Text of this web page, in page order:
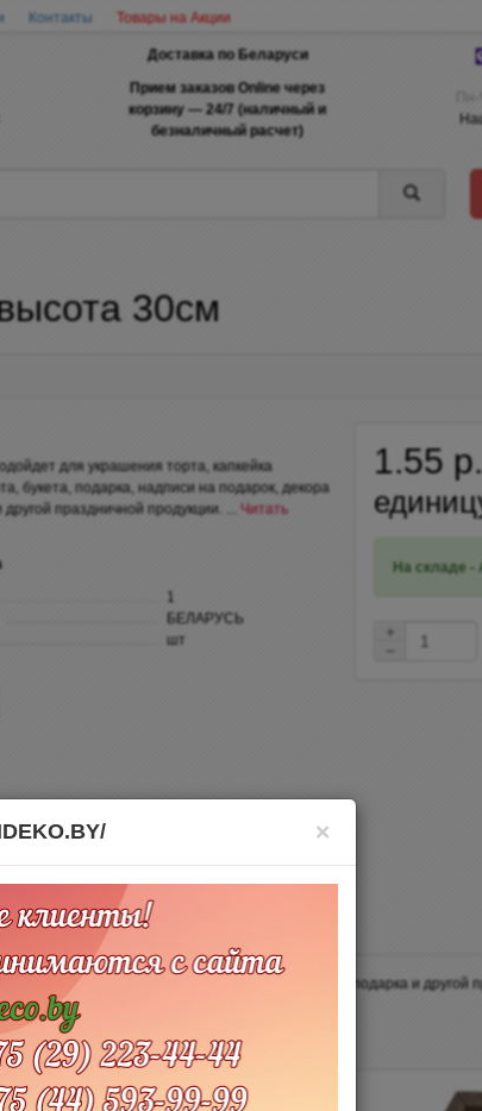
Контакты Товары на Акции
Доставка по Беларуси
Прием заказов Online через
корзину — 24/7 (наличный и
безналичный расчет)
30см
для украшения торта, капкейка
букета, подарка, надписи на подарок, декора
праздничной продукции. ... Читать
БЕЛАРУСЬ
шт
1.55 р.
На складе -
+
−
надписи на подарок, декора стола, декора подарка и другой
×